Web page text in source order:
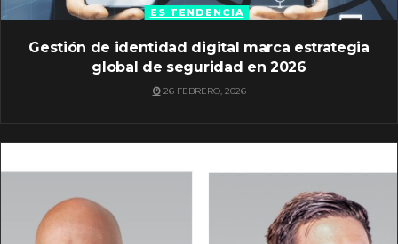
ES TENDENCIA
Gestión de identidad digital marca estrategia
global de seguridad en 2026
26 FEBRERO, 2026